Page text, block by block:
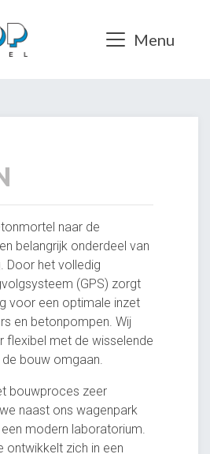
Menu
naar de
belangrijk onderdeel van
Door het volledig
(GPS) zorgt
voor een optimale inzet
en betonpompen. Wij
flexibel met de wisselende
bouw omgaan.
bouwproces zeer
naast ons wagenpark
modern laboratorium.
ontwikkelt zich in een